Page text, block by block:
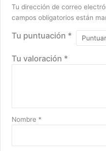
Tu dirección de correo
campos obligatorios están
Tu puntuación *
Tu valoración *
Nombre *